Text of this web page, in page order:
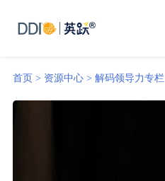
首页 > 资源中心 > 解码领导力专栏